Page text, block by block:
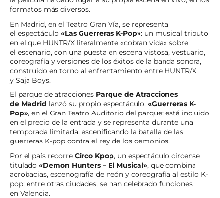
formatos más diversos.
En Madrid, en el Teatro Gran Vía, se representa
el espectáculo «Las Guerreras K-Pop»: un musical tributo
en el que HUNTR/X literalmente «cobran vida» sobre
el escenario, con una puesta en escena vistosa, vestuario,
coreografía y versiones de los éxitos de la banda sonora,
construido en torno al enfrentamiento entre HUNTR/X
y Saja Boys.
El parque de atracciones Parque de Atracciones
de Madrid lanzó su propio espectáculo, «Guerreras K-
Pop», en el Gran Teatro Auditorio del parque; está incluido
en el precio de la entrada y se representa durante una
temporada limitada, escenificando la batalla de las
guerreras K-pop contra el rey de los demonios.
Por el país recorre Circo Kpop, un espectáculo circense
titulado «Demon Hunters – El Musical», que combina
acrobacias, escenografía de neón y coreografía al estilo K-
pop; entre otras ciudades, se han celebrado funciones
en Valencia.